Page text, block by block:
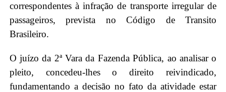
correspondentes à infração de transporte irregular de
passageiros, prevista no Código de Transito
Brasileiro.
O juízo da 2ª Vara da Fazenda Pública, ao analisar o
pleito, concedeu-lhes o direito reivindicado,
fundamentando a decisão no fato da atividade estar